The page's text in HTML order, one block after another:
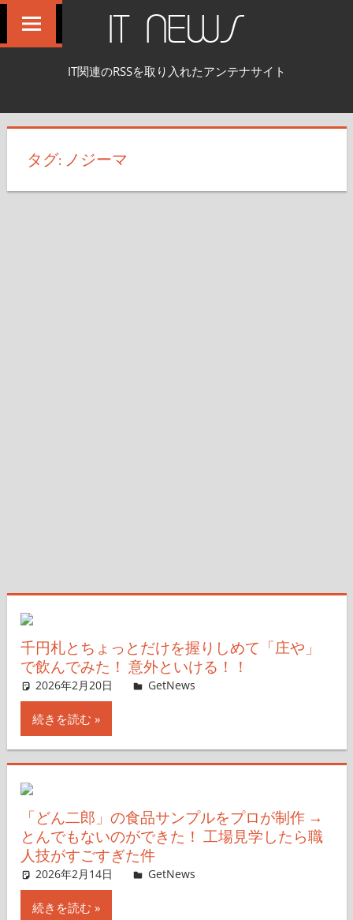
へ
ッ
IT NEWS
IT関連のRSSを取り入れたアンテナサイト
タグ: ノジーマ
千円札とちょっとだけを握りしめて「庄や」
で飲んでみた！ 意外といける！！
2026年2月20日 ガジェ通ウェブライター
GetNews
続きを読む
「どん二郎」の食品サンプルをプロが制作 →
とんでもないのができた！ 工場見学したら職
人技がすごすぎた件
2026年2月14日 ガジェ通ウェブライター
GetNews
続きを読む